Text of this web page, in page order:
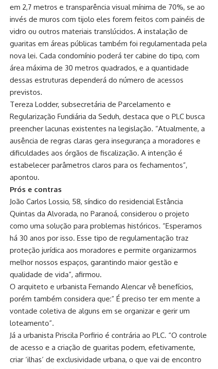
em 2,7 metros e transparência visual mínima de 70%, se ao
invés de muros com tijolo eles forem feitos com painéis de
vidro ou outros materiais translúcidos. A instalação de
guaritas em áreas públicas também foi regulamentada pela
nova lei. Cada condomínio poderá ter cabine do tipo, com
área máxima de 30 metros quadrados, e a quantidade
dessas estruturas dependerá do número de acessos
previstos.
Tereza Lodder, subsecretária de Parcelamento e
Regularização Fundiária da Seduh, destaca que o PLC busca
preencher lacunas existentes na legislação. “Atualmente, a
ausência de regras claras gera insegurança a moradores e
dificuldades aos órgãos de fiscalização. A intenção é
estabelecer parâmetros claros para os fechamentos”,
apontou.
Prós e contras
João Carlos Lossio, 58, síndico do residencial Estância
Quintas da Alvorada, no Paranoá, considerou o projeto
como uma solução para problemas históricos. “Esperamos
há 30 anos por isso. Esse tipo de regulamentação traz
proteção jurídica aos moradores e permite organizarmos
melhor nossos espaços, garantindo maior gestão e
qualidade de vida”, afirmou.
O arquiteto e urbanista Fernando Alencar vê benefícios,
porém também considera que:” É preciso ter em mente a
vontade coletiva de alguns em se organizar e gerir um
loteamento”.
Já a urbanista Priscila Porfirio é contrária ao PLC. “O controle
de acesso e a criação de guaritas podem, efetivamente,
criar ‘ilhas’ de exclusividade urbana, o que vai de encontro